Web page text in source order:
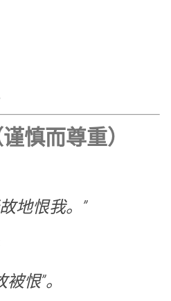
慎而尊重）
地恨我。”
被恨”。